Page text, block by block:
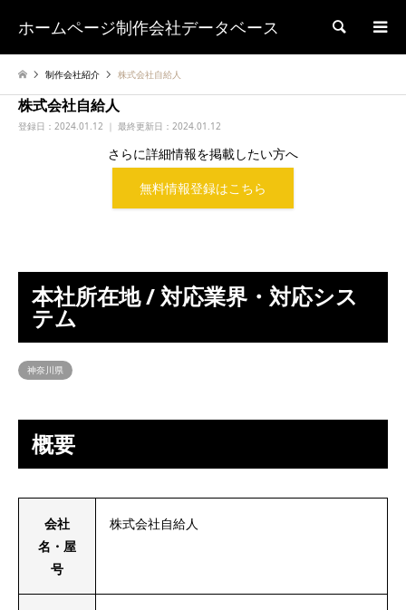
ホームページ制作会社データベース 検索
制作会社紹介 株式会社自給人
株式会社自給人
登録日： 2024.01.12 ｜ 最終更新日：2024.01.12
さらに詳細情報を掲載したい方へ
無料情報登録はこちら
本社所在地 / 対応業界・対応シス
テム
神奈川県
概要
会社
名・屋
号
株式会社自給人